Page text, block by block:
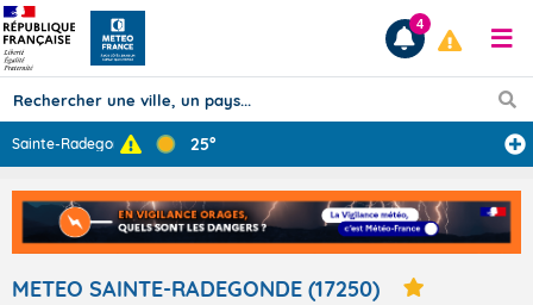
Prévisions
TOUS LES RÉSULTATS
4
Sainte-Radegond... 25°
METEO SAINTE-RADEGONDE (17250)